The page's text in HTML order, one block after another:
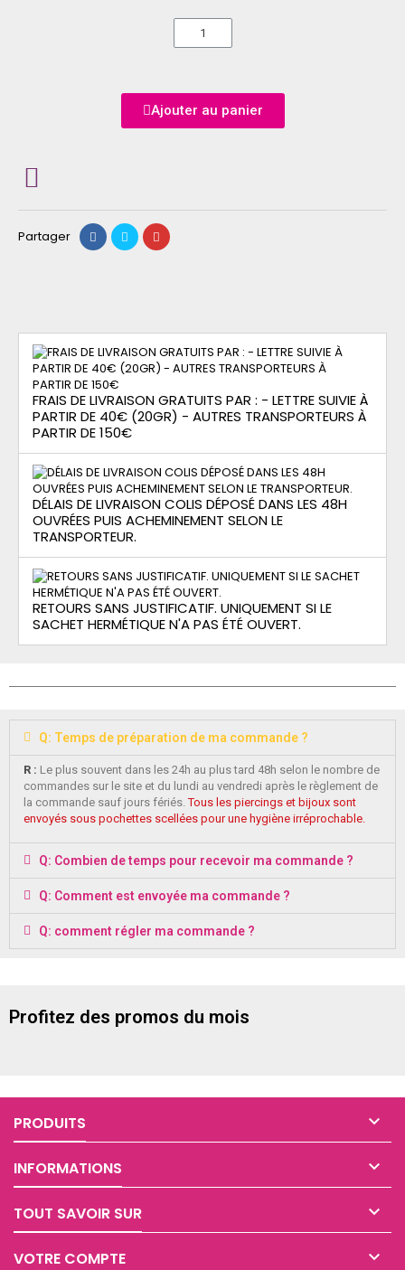
Ajouter au panier
Partager
FRAIS DE LIVRAISON GRATUITS PAR : - LETTRE SUIVIE À
PARTIR DE 40€ (20GR) - AUTRES TRANSPORTEURS À
PARTIR DE 150€
DÉLAIS DE LIVRAISON COLIS DÉPOSÉ DANS LES 48H
OUVRÉES PUIS ACHEMINEMENT SELON LE
TRANSPORTEUR.
RETOURS SANS JUSTIFICATIF. UNIQUEMENT SI LE
SACHET HERMÉTIQUE N'A PAS ÉTÉ OUVERT.
Q: Temps de préparation de ma commande ?
R : Le plus souvent dans les 24h au plus tard 48h selon le nombre de
commandes sur le site et du lundi au vendredi après le règlement de
la commande sauf jours fériés.Tous les piercings et bijoux sont
envoyés sous pochettes scellées pour une hygiène irréprochable.
Q: Combien de temps pour recevoir ma commande ?
Q: Comment est envoyée ma commande ?
Q: comment régler ma commande ?
Profitez des promos du mois
PRODUITS 
INFORMATIONS 
TOUT SAVOIR SUR 
VOTRE COMPTE 